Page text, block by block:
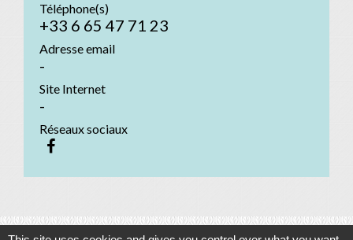
Téléphone(s)
+33 6 65 47 71 23
Adresse email
-
Site Internet
-
Réseaux sociaux